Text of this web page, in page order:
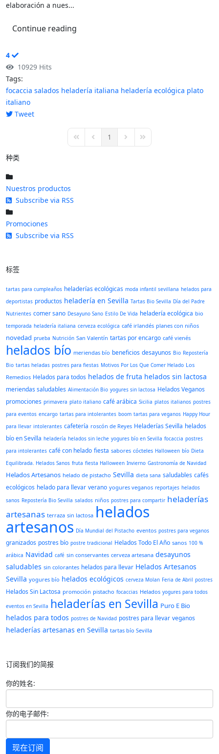
elaboración a nues...
Continue reading
4
10929 Hits
Tags:
focaccia salados heladería italiana heladería ecológica plato
italiano
Tweet
First PagePrevious Page
1 Next PageLast Page
种类
Nuestros productos
Subscribe via RSS
Promociones
Subscribe via RSS
标签
tartas para cumpleaños heladerías ecológicas moda infantil sevillana helados para
deportistas productos heladería en Sevilla Tartas Bio Sevilla Día del Padre
Nutrientes comer sano Desayuno Sano Estilo De Vida heladería ecológica bio
temporada heladería italiana cerveza ecológica café irlandés planes con niños
novedad prueba Nutrición San Valentín tartas por encargo café vienés
helados bío meriendas bío beneficios desayunos Bio Repostería
Bio tartas heladas postres para fiestas Motivos Por Los Que Comer Helado Los
Remedios Helados para todos helados de fruta helados sin lactosa
meriendas saludables Alimentación Bio yogures sin lactosa Helados Veganos
promociones primavera plato italiano café arábica Sicilia platos italianos postres
para eventos encargo tartas para intolerantes boom tartas para veganos Happy Hour
para llevar intolerantes cafetería roscón de Reyes Heladerías Sevilla helados
bío en Sevilla heladería helados sin leche yogures bío en Sevilla focaccia postres
para intolerantes café con helado fiesta sabores cócteles Halloween bío Dieta
Equilibrada. Helados Sanos fruta fiesta Halloween Invierno Gastronomía de Navidad
Helados Artesanos helado de pistacho Sevilla dieta sana saludables cafés
ecológicos helado para llevar verano yogures veganos reportajes helados
sanos Repostería Bio Sevilla salados niños postres para compartir heladerías
artesanas terraza sin lactosa helados
artesanos Día Mundial del Pistacho eventos postres para veganos
granizados postres bío postre tradicional Helados Todo El Año sanos 100 %
arábica Navidad café sin conservantes cerveza artesana desayunos
saludables sin colorantes helados para llevar Helados Artesanos
Sevilla yogures bío helados ecológicos cerveza Molan Feria de Abril postres
Helados Sin Lactosa promoción pistacho focaccias Helados yogures para todos
eventos en Sevilla heladerías en Sevilla Puro E Bio
helados para todos postres de Navidad postres para llevar veganos
heladerías artesanas en Sevilla tartas bío Sevilla
订阅我们的简报
你的姓名:
你的电子邮件:
现在订阅